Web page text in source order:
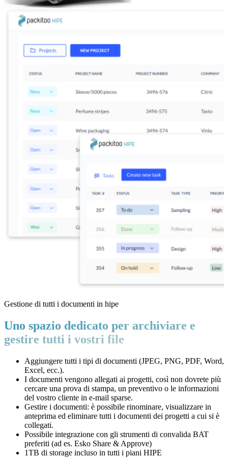
Gestione di tutti i documenti in hipe
Uno spazio dedicato per archiviare e
gestire tutti i vostri file
Aggiungere tutti i tipi di documenti (JPEG, PNG, PDF, Word,
Excel, ecc.).
I documenti vengono allegati ai progetti, così non dovrete più
cercare una prova di stampa, un preventivo o le informazioni
del vostro cliente in e-mail sparse.
Gestire i documenti: è possibile rinominare, visualizzare in
anteprima ed eliminare tutti i documenti dei progetti a cui si è
collegati.
Possibile integrazione con gli strumenti di convalida BAT
preferiti (ad es. Esko Share & Approve)
1TB di storage incluso in tutti i piani HIPE